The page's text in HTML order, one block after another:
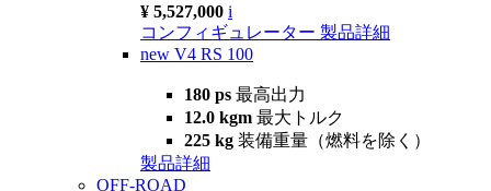
¥ 5,527,000 i
コンフィギュレーター 製品詳細
new V4 RS 100
180 ps 最高出力
12.0 kgm 最大トルク
225 kg 装備重量（燃料を除く）
製品詳細
OFF-ROAD